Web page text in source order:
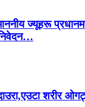
ज्यूहरू
दाउरा,एउटा शरीर